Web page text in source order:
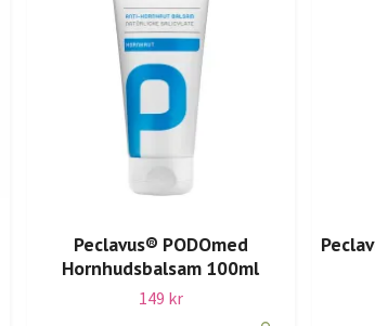
Peclavus® PODOmed
Hornhudsbalsam 100ml
149 kr